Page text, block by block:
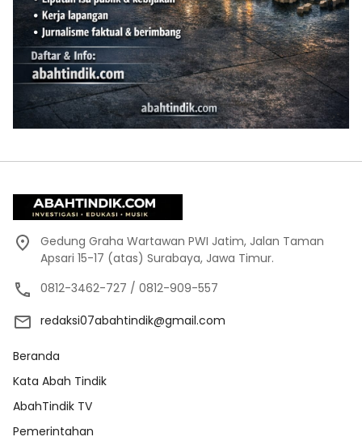
Gedung Graha Wartawan PWI Jatim, Jalan Taman
Apsari 15-17 (atas) Surabaya, Jawa Timur.
0812-3462-727 / 0812-909-557
redaksi07abahtindik@gmail.com
Beranda
Kata Abah Tindik
AbahTindik TV
Pemerintahan